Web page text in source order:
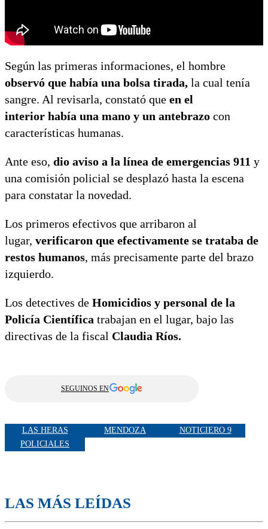
Según las primeras informaciones, el hombre
observó que había una bolsa tirada, la cual tenía
sangre. Al revisarla, constató que en el
interior había una mano y un antebrazo con
características humanas.
Ante eso, dio aviso a la línea de emergencias 911 y
una comisión policial se desplazó hasta la escena
para constatar la novedad.
Los primeros efectivos que arribaron al
lugar, verificaron que efectivamente se trataba de
restos humanos, más precisamente parte del brazo
izquierdo.
Los detectives de Homicidios y personal de la
Policía Científica trabajan en el lugar, bajo las
directivas de la fiscal Claudia Ríos.
SEGUINOS EN
LAS HERAS MENDOZA
NOTICIERO 9
POLICIALES
LAS MÁS LEÍDAS